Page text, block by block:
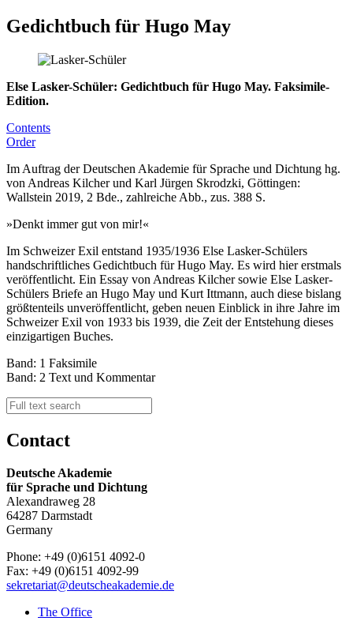
Gedichtbuch für Hugo May
Else Lasker-Schüler: Gedichtbuch für Hugo May. Faksimile-
Edition.
Contents
Order
Im Auftrag der Deutschen Akademie für Sprache und Dichtung hg.
von Andreas Kilcher und Karl Jürgen Skrodzki, Göttingen:
Wallstein 2019, 2 Bde., zahlreiche Abb., zus. 388 S.
»Denkt immer gut von mir!«
Im Schweizer Exil entstand 1935/1936 Else Lasker-Schülers
handschriftliches Gedichtbuch für Hugo May. Es wird hier erstmals
veröffentlicht. Ein Essay von Andreas Kilcher sowie Else Lasker-
Schülers Briefe an Hugo May und Kurt Ittmann, auch diese bislang
größtenteils unveröffentlicht, geben neuen Einblick in ihre Jahre im
Schweizer Exil von 1933 bis 1939, die Zeit der Entstehung dieses
einzigartigen Buches.
Band: 1 Faksimile
Band: 2 Text und Kommentar
Contact
Deutsche Akademie
für Sprache und Dichtung
Alexandraweg 28
64287 Darmstadt
Germany
Phone: +49 (0)6151 4092-0
Fax: +49 (0)6151 4092-99
sekretariat@deutscheakademie.de
The Office